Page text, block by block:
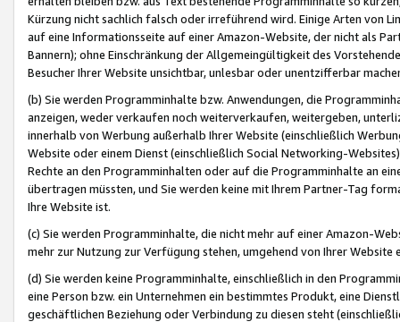
Kürzung nicht sachlich falsch oder irreführend wird. Einige Arten von
auf eine Informationsseite auf einer Amazon-Website, der nicht als
Bannern); ohne Einschränkung der Allgemeingültigkeit des
Besucher Ihrer Website unsichtbar, unlesbar oder unentzifferbar
(b) Sie werden Programminhalte bzw. Anwendungen, die
anzeigen, weder verkaufen noch weiterverkaufen, weitergeben,
innerhalb von Werbung außerhalb Ihrer Website (einschließlich
Website oder einem Dienst (einschließlich Social Networking-
Rechte an den Programminhalten oder auf die Programminhalte an
übertragen müssten, und Sie werden keine mit Ihrem Partner-Tag
Ihre Website ist.
(c) Sie werden Programminhalte, die nicht mehr auf einer Amazon-
mehr zur Nutzung zur Verfügung stehen, umgehend von Ihrer
(d) Sie werden keine Programminhalte, einschließlich in den
eine Person bzw. ein Unternehmen ein bestimmtes Produkt, eine
geschäftlichen Beziehung oder Verbindung zu diesen steht